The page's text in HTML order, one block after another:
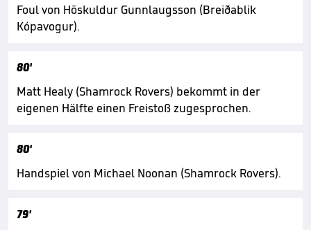
Foul von Höskuldur Gunnlaugsson (Breiðablik
Kópavogur).
80'
Matt Healy (Shamrock Rovers) bekommt in der
eigenen Hälfte einen Freistoß zugesprochen.
80'
Handspiel von Michael Noonan (Shamrock Rovers).
79'